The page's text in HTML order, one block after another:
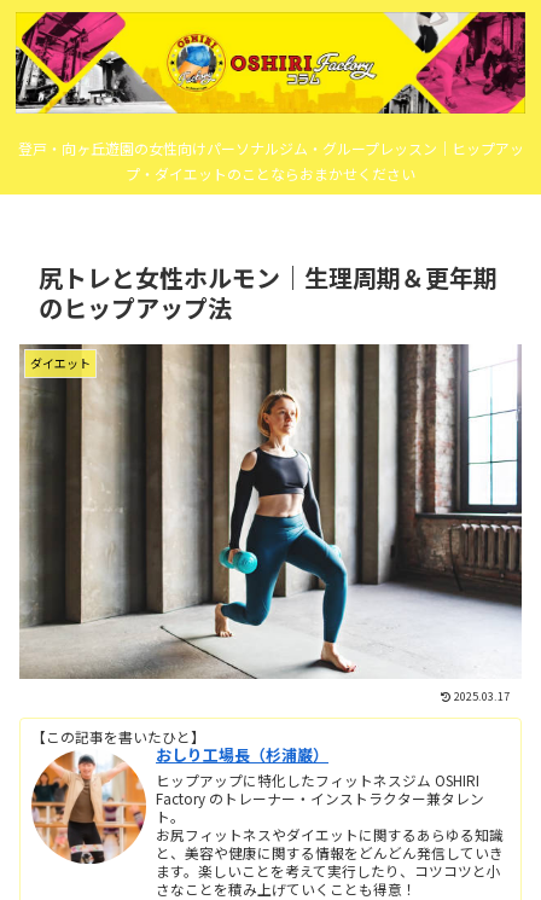
登戸・向ヶ丘遊園の女性向けパーソナルジム・グループレッスン｜ヒップアッ
プ・ダイエットのことならおまかせください
尻トレと女性ホルモン｜生理周期＆更年期
のヒップアップ法
ダイエット
2025.03.17
【この記事を書いたひと】
おしり工場長（杉浦巌）
ヒップアップに特化したフィットネスジム OSHIRI
Factory のトレーナー・インストラクター兼タレン
ト。
お尻フィットネスやダイエットに関するあらゆる知識
と、美容や健康に関する情報をどんどん発信していき
ます。楽しいことを考えて実行したり、コツコツと小
さなことを積み上げていくことも得意！